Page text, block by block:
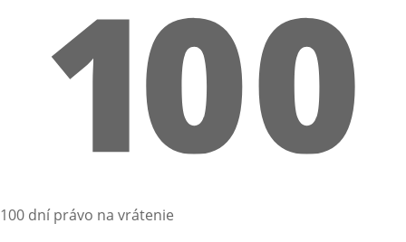
100 dní právo na vrátenie